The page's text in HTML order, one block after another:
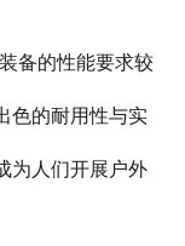
品中心
闻中心
备的性能要求较
色的耐用性与实
为人们开展户外